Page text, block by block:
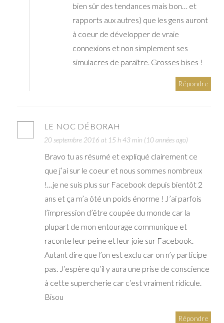
bien sûr des tendances mais bon… et
rapports aux autres) que les gens auront
à coeur de développer de vraie
connexions et non simplement ses
simulacres de paraître. Grosses bises !
Répondre
LE NOC DÉBORAH
20 septembre 2016 at 15 h 43 min (10 années ago)
Bravo tu as résumé et expliqué clairement ce
que j’ai sur le coeur et nous sommes nombreux
!…je ne suis plus sur Facebook depuis bientôt 2
ans et ça m’a ôté un poids énorme ! J’ai parfois
l’impression d’être coupée du monde car la
plupart de mon entourage communique et
raconte leur peine et leur joie sur Facebook.
Autant dire que l’on est exclu car on n’y participe
pas. J’espère qu’il y aura une prise de conscience
à cette supercherie car c’est vraiment ridicule.
Bisou
Répondre